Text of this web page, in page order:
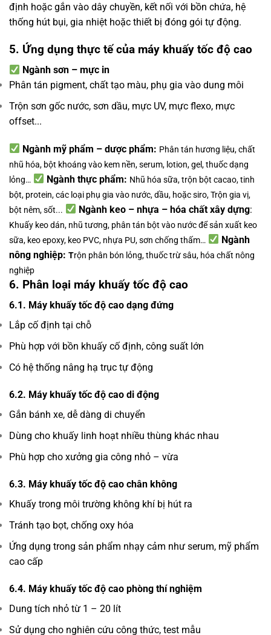
định hoặc gắn vào dây chuyền, kết nối với bồn chứa, hệ
thống hút bụi, gia nhiệt hoặc thiết bị đóng gói tự động.
5. Ứng dụng thực tế của máy khuấy tốc độ cao
Ngành sơn – mực in
Phân tán pigment, chất tạo màu, phụ gia vào dung môi
Trộn sơn gốc nước, sơn dầu, mực UV, mực flexo, mực
offset...
Ngành mỹ phẩm – dược phẩm: Phân tán hương liệu, chất
nhũ hóa, bột khoáng vào kem nền, serum, lotion, gel, thuốc dạng
lỏng…
Ngành thực phẩm: Nhũ hóa sữa, trộn bột cacao, tinh
bột, protein, các loại phụ gia vào nước, dầu, hoặc siro,Trộn gia vị,
bột nêm, sốt...
Ngành keo – nhựa – hóa chất xây dựng:
Khuấy keo dán, nhũ tương, phân tán bột vào nước để sản xuất keo
sữa, keo epoxy, keo PVC, nhựa PU, sơn chống thấm…
Ngành
nông nghiệp: Trộn phân bón lỏng, thuốc trừ sâu, hóa chất nông
nghiệp
6. Phân loại máy khuấy tốc độ cao
6.1. Máy khuấy tốc độ cao dạng đứng
Lắp cố định tại chỗ
Phù hợp với bồn khuấy cố định, công suất lớn
Có hệ thống nâng hạ trục tự động
6.2. Máy khuấy tốc độ cao di động
Gắn bánh xe, dễ dàng di chuyển
Dùng cho khuấy linh hoạt nhiều thùng khác nhau
Phù hợp cho xưởng gia công nhỏ – vừa
6.3. Máy khuấy tốc độ cao chân không
Khuấy trong môi trường không khí bị hút ra
Tránh tạo bọt, chống oxy hóa
Ứng dụng trong sản phẩm nhạy cảm như serum, mỹ phẩm
cao cấp
6.4. Máy khuấy tốc độ cao phòng thí nghiệm
Dung tích nhỏ từ 1 – 20 lít
Sử dụng cho nghiên cứu công thức, test mẫu